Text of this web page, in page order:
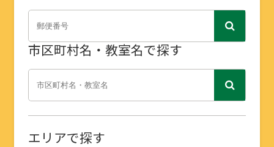
市区町村名・教室名で探す
エリアで探す